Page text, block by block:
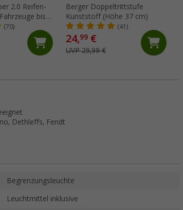
2.0 Reifen-
bis 6
mm
(70)
Berger Doppeltrittstufe
Kunststoff (Höhe 37 cm)
(41)
24,99 €
UVP 29,99 €
Dethleffs, Fendt
Begrenzungsleuchte
Leuchtmittel inklusive